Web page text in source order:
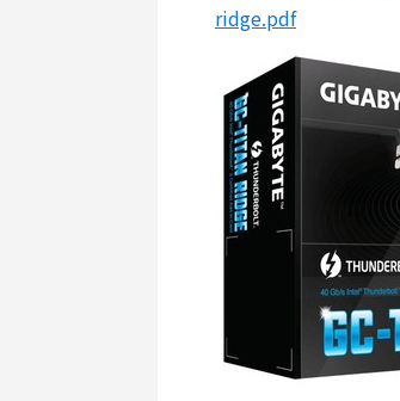
ridge.pdf